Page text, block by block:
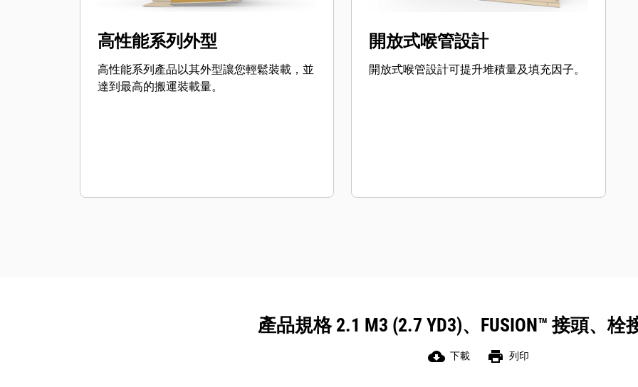
高性能系列外型
高性能系列產品以其外型讓您輕鬆裝載，並
達到最高的搬運裝載量。
開放式喉管設計
開放式喉管設計可提升堆積量及填充因子。
產品規格 2.1 M3 (2.7 YD3)、FUSION™ 接頭、栓
cloud_download 下載 print 列印